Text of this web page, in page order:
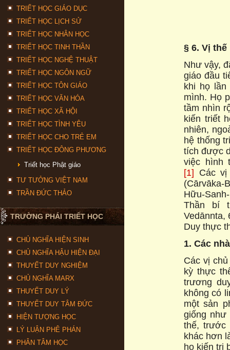
TRIẾT HỌC GIÁO DỤC
TRIẾT HỌC LỊCH SỬ
TRIẾT HỌC NHÂN HỌC
TRIẾT HỌC TINH THẦN
TRIẾT HỌC NGHỆ THUẬT
TRIẾT HỌC NGÔN NGỮ
TRIẾT HỌC TÔN GIÁO
TRIẾT HỌC VĂN HÓA
TRIẾT HỌC XÃ HỘI
TRIẾT HỌC TÌNH YÊU
TRIẾT HỌC CHO TRẺ EM
TRIẾT HỌC ĐÔNG PHƯƠNG
Triết học Phật giáo
TƯ TƯỞNG VIỆT NAM
TRẦN ĐỨC THẢO
TRƯỜNG PHÁI TRIẾT HỌC
CHỦ NGHĨA HIỆN SINH
CHỦ NGHĨA HẬU HIỆN ĐẠI
THUYẾT DUY NGHIỆM
CHỦ NGHĨA MARX
THUYẾT DUY LÝ
THUYẾT DUY TÂM ĐỨC
HIỆN TƯỢNG HỌC
LÝ LUẬN PHÊ PHÁN
PHÂN TÂM HỌC
§ 6. Vị
Như vậy,
giáo đầu
khi họ lần
mình. Họ
tầm nhìn
kiến triết
nhiên,
hệ thống
tích được
việc hình
[1] Các
(Cārvāka-
Hữu-
Thần bí
Vedānnta,
Duy thực
1. Các
Các vị
kỳ thực
trương
không có
một sản
giống như
thế, trước
khác hơn
họ kiến tri